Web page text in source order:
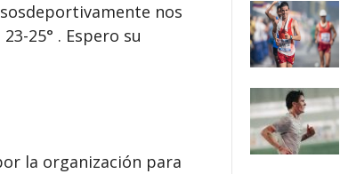
deportivamente nos
25° . Espero su
la organización para